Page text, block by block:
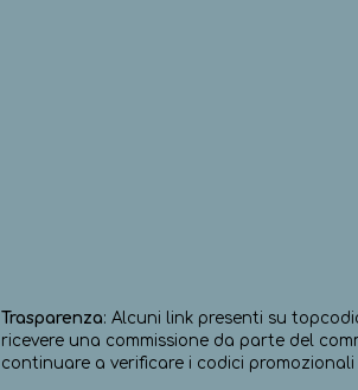
Trasparenza: Alcuni link presenti su
ricevere una commissione da parte del
continuare a verificare i codici promozionali